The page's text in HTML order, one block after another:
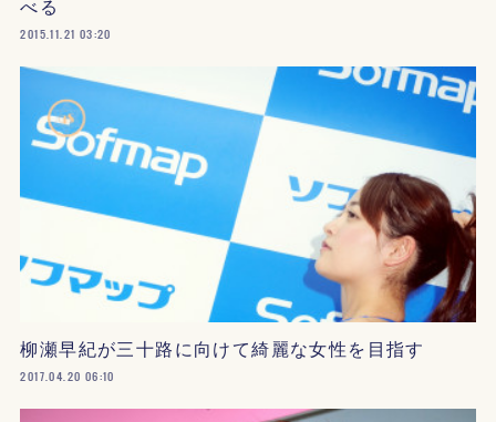
べる
2015.11.21 03:20
柳瀬早紀が三十路に向けて綺麗な女性を目指す
2017.04.20 06:10